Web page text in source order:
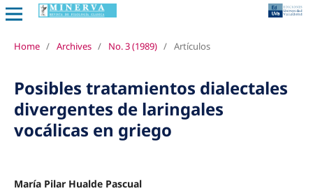
Home / Archives / No. 3 (1989) / Artículos
Posibles tratamientos dialectales
divergentes de laringales
vocálicas en griego
María Pilar Hualde Pascual